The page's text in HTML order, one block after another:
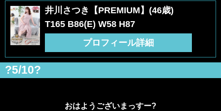
井川さつき【PREMIUM】(46歳)
T165 B86(E) W58 H87
プロフィール詳細
?5/10?
おはようございまっすー?